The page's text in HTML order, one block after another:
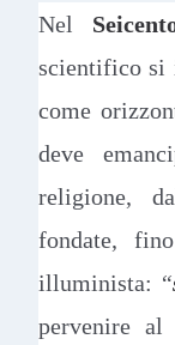
Nel
scientifico si
come
deve
religione,
fondate,
illuminista: “
pervenire